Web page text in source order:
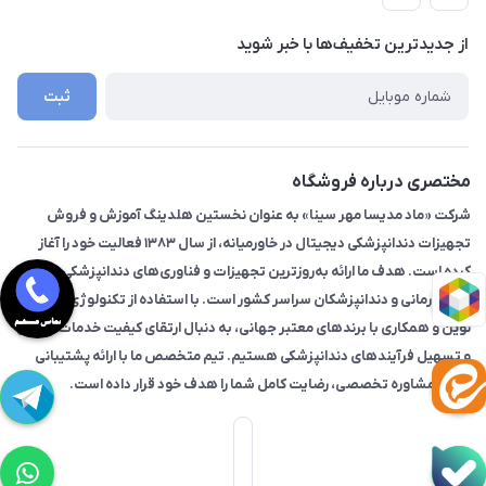
درباره ما
راهنما
از جدید‌ترین تخفیف‌ها با‌ خبر شوید
ثبت
مختصری درباره فروشگاه
شرکت «ماد مدیسا مهر سینا» به عنوان نخستین هلدینگ آموزش و فروش
تجهیزات دندانپزشکی دیجیتال در خاورمیانه، از سال ۱۳۸۳ فعالیت خود را آغاز
کرده است. هدف ما ارائه به‌روزترین تجهیزات و فناوری‌های دندانپزشکی به
مراکز درمانی و دندانپزشکان سراسر کشور است. با استفاده از تکنولوژی‌های
نوین و همکاری با برندهای معتبر جهانی، به دنبال ارتقای کیفیت خدمات درمانی
و تسهیل فرآیندهای دندانپزشکی هستیم. تیم متخصص ما با ارائه پشتیبانی
فنی و مشاوره تخصصی، رضایت کامل شما را هدف خود قرار داده است.